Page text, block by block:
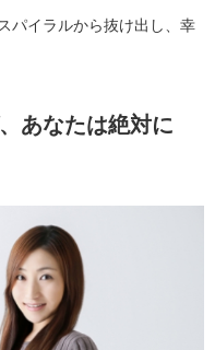
パイラルから抜け出し、幸
あなたは絶対に